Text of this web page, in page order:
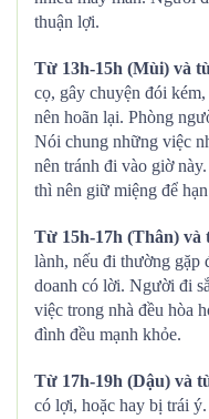
thuận lợi.
Từ 13h-15h (Mùi) và
cọ, gây chuyện đói
nên hoãn lại. Phòng
Nói chung những việc
nên tránh đi vào giờ
thì nên giữ miệng để
Từ 15h-17h (Thân) và
lành, nếu đi thường gặp
doanh có lời. Người đi
việc trong nhà đều hòa
đình đều mạnh khỏe.
Từ 17h-19h (Dậu) và
có lợi, hoặc hay bị trái